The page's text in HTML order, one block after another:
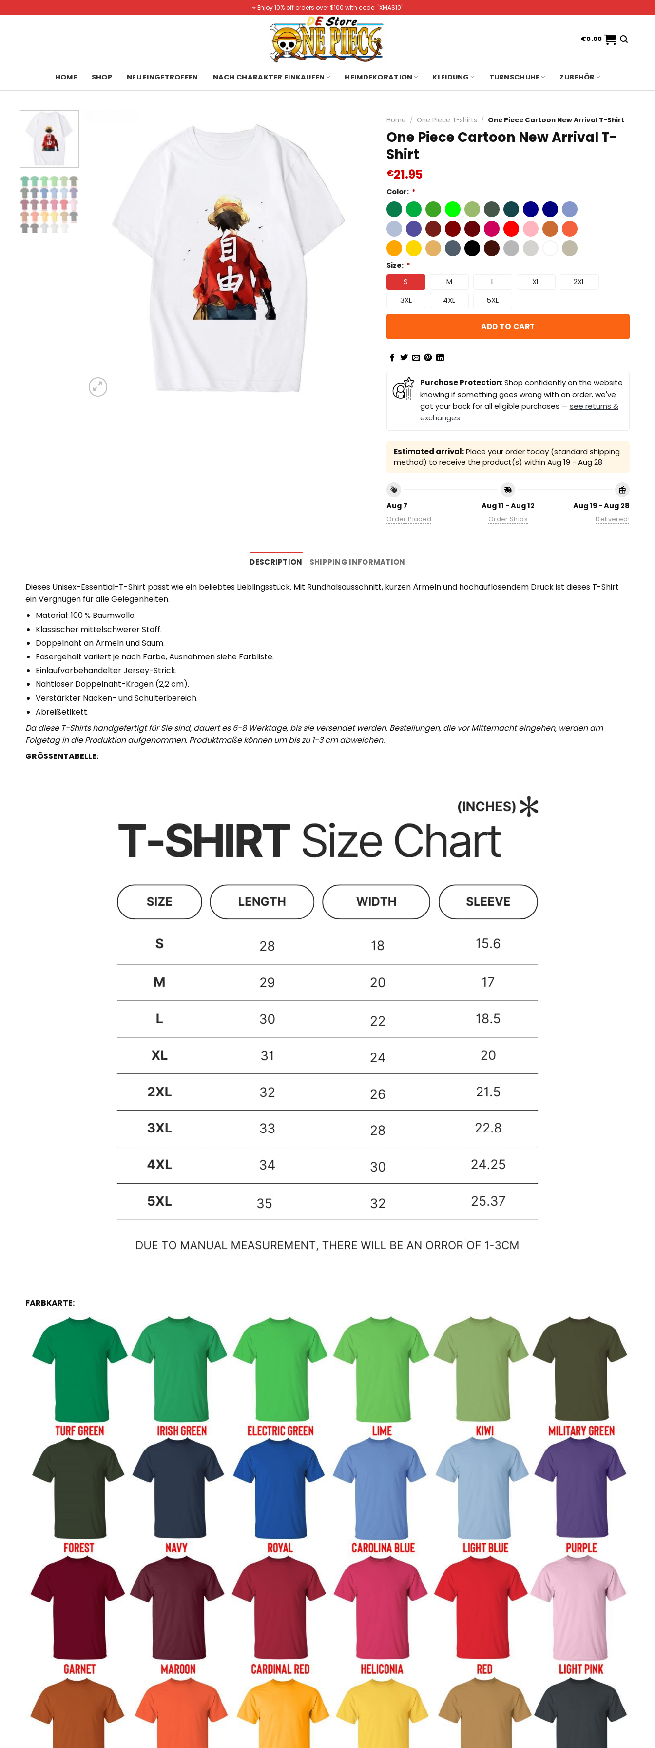
to
⭐️ Enjoy 10% off orders over $100 with code: "XMAS10"
€0.00
HOME SHOP NEU EINGETROFFEN NACH CHARAKTER EINKAUFEN HEIMDEKORATION KLEIDUNG TURNSCHUHE ZUBEHÖR
Home / One Piece T-shirts / One Piece Cartoon New Arrival T-Shirt
One Piece Cartoon New Arrival T-
Shirt
€21.95
Color: *
Size: *
S M L XL
2XL
3XL
4XL 5XL
ADD TO CART
Purchase Protection: Shop confidently on the website
knowing if something goes wrong with an order, we've
got your back for all eligible purchases — see returns &
exchanges
Estimated arrival:Place your order today (standard shipping
method) to receive the product(s) within Aug 19 - Aug 28
Aug 7
Order Placed
Aug 11 - Aug 12
Order Ships
Aug 19 - Aug 28
Delivered!
DESCRIPTION SHIPPING INFORMATION
Dieses Unisex-Essential-T-Shirt passt wie ein beliebtes Lieblingsstück. Mit Rundhalsausschnitt, kurzen Ärmeln und hochauflösendem Druck ist dieses T-Shirt
ein Vergnügen für alle Gelegenheiten.
Material: 100 % Baumwolle.
Klassischer mittelschwerer Stoff.
Doppelnaht an Ärmeln und Saum.
Fasergehalt variiert je nach Farbe, Ausnahmen siehe Farbliste.
Einlaufvorbehandelter Jersey-Strick.
Nahtloser Doppelnaht-Kragen (2,2 cm).
Verstärkter Nacken- und Schulterbereich.
Abreißetikett.
Da diese T-Shirts handgefertigt für Sie sind, dauert es 6-8 Werktage, bis sie versendet werden. Bestellungen, die vor Mitternacht eingehen, werden am
Folgetag in die Produktion aufgenommen. Produktmaße können um bis zu 1-3 cm abweichen.
GRÖSSENTABELLE:
FARBKARTE: